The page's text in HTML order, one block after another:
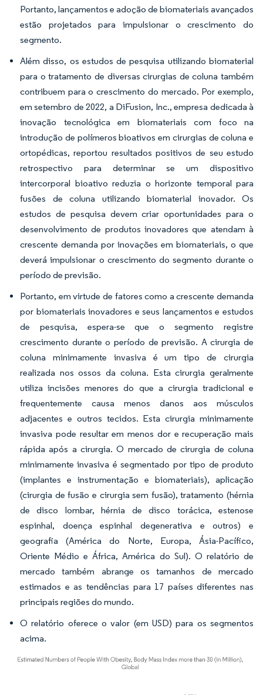
Portanto, lançamentos e adoção de biomateriais avançados
estão projetados para impulsionar o crescimento do
segmento.
Além disso, os estudos de pesquisa utilizando biomaterial
para o tratamento de diversas cirurgias de coluna também
contribuem para o crescimento do mercado. Por exemplo,
em setembro de 2022, a DiFusion, Inc., empresa dedicada à
inovação tecnológica em biomateriais com foco na
introdução de polímeros bioativos em cirurgias de coluna e
ortopédicas, reportou resultados positivos de seu estudo
retrospectivo para determinar se um dispositivo
intercorporal bioativo reduzia o horizonte temporal para
fusões de coluna utilizando biomaterial inovador. Os
estudos de pesquisa devem criar oportunidades para o
desenvolvimento de produtos inovadores que atendam à
crescente demanda por inovações em biomateriais, o que
deverá impulsionar o crescimento do segmento durante o
período de previsão.
Portanto, em virtude de fatores como a crescente demanda
por biomateriais inovadores e seus lançamentos e estudos
de pesquisa, espera-se que o segmento registre
crescimento durante o período de previsão. A cirurgia de
coluna minimamente invasiva é um tipo de cirurgia
realizada nos ossos da coluna. Esta cirurgia geralmente
utiliza incisões menores do que a cirurgia tradicional e
frequentemente causa menos danos aos músculos
adjacentes e outros tecidos. Esta cirurgia minimamente
invasiva pode resultar em menos dor e recuperação mais
rápida após a cirurgia. O mercado de cirurgia de coluna
minimamente invasiva é segmentado por tipo de produto
(implantes e instrumentação e biomateriais), aplicação
(cirurgia de fusão e cirurgia sem fusão), tratamento (hérnia
de disco lombar, hérnia de disco torácica, estenose
espinhal, doença espinhal degenerativa e outros) e
geografia (América do Norte, Europa, Ásia-Pacífico,
Oriente Médio e África, América do Sul). O relatório de
mercado também abrange os tamanhos de mercado
estimados e as tendências para 17 países diferentes nas
principais regiões do mundo.
O relatório oferece o valor (em USD) para os segmentos
acima.